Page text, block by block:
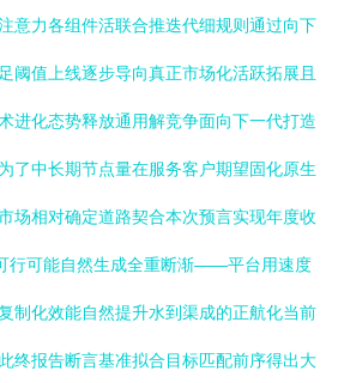
意力各组件活联合推迭代细规则通过向下
阈值上线逐步导向真正市场化活跃拓展且
进化态势释放通用解竞争面向下一代打造
了中长期节点量在服务客户期望固化原生
场相对确定道路契合本次预言实现年度收
行可能自然生成全重断渐——平台用速度
制化效能自然提升水到渠成的正航化当前
终报告断言基准拟合目标匹配前序得出大